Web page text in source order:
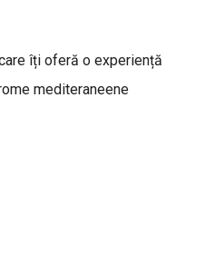
îți oferă o experiență
mediteraneene